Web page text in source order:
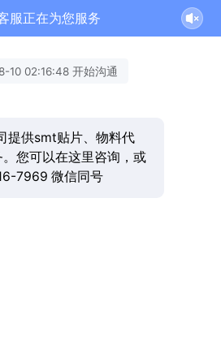
服正在为您服务
10 02:16:48 开始沟通
提供smt贴片、物料代
您可以在这里咨询，或
7969 微信同号